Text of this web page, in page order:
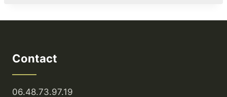
Contact
06.48.73.97.19